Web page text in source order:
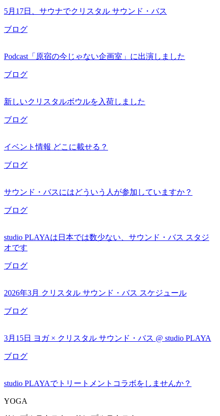
5月17日、サウナでクリスタル サウンド・バス
ブログ
Podcast「原宿の今じゃない企画室」に出演しました
ブログ
新しいクリスタルボウルを入荷しました
ブログ
イベント情報 どこに載せる？
ブログ
サウンド・バスにはどういう人が参加していますか？
ブログ
studio PLAYAは日本では数少ない、サウンド・バス スタジ
オです
ブログ
2026年3月 クリスタル サウンド・バス スケジュール
ブログ
3月15日 ヨガ × クリスタル サウンド・バス @ studio PLAYA
ブログ
studio PLAYAでトリートメントコラボをしませんか？
YOGA